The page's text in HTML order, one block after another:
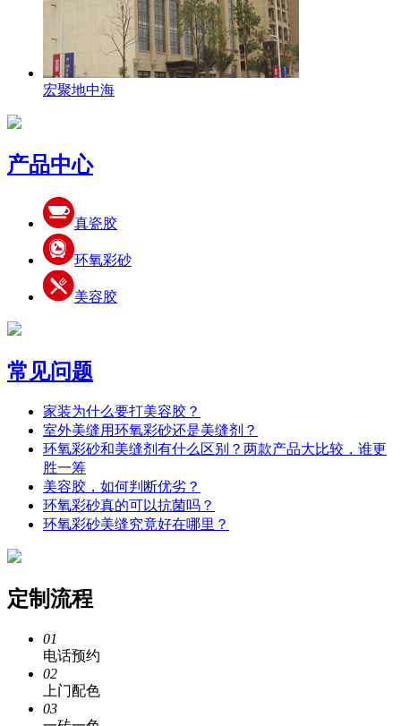
宏聚地中海
产品中心
真瓷胶
环氧彩砂
美容胶
常见问题
家装为什么要打美容胶？
室外美缝用环氧彩砂还是美缝剂？
环氧彩砂和美缝剂有什么区别？两款产品大比较，谁更
胜一筹
美容胶，如何判断优劣？
环氧彩砂真的可以抗菌吗？
环氧彩砂美缝究竟好在哪里？
定制流程
01
电话预约
02
上门配色
03